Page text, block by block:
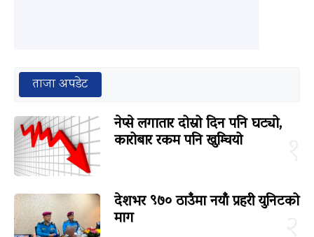
ताजा अपडेट
नेप्से लगातार दोस्रो दिन पनि घट्यो,
कारोबार रकम पनि खुम्चियो
देशभर ९७० ठाउँमा नयाँ प्रहरी युनिटको
माग